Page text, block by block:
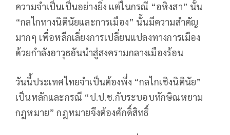
ความจำเป็นเป็นอย่างยิ่ง แต่ในกรณี “อหิงสา” นั้น
“กลไกทางนิตินัยและการเมือง” นั้นมีความสำคัญ
มากๆ เพื่อหลีกเลี่ยงการเปลี่ยนแปลงทางการเมือง
ด้วยกำลังอาวุธอันนำสู่สงครามกลางเมืองร้อน
วันนี้ประเทศไทยจำเป็นต้องพึ่ง “กลไกเชิงนิตินัย”
เป็นหลักและกรณี “ป.ป.ช.กับระบอบทักษิณหยาม
กฎหมาย” กฎหมายจึงต้องศักดิ์สิทธิ์